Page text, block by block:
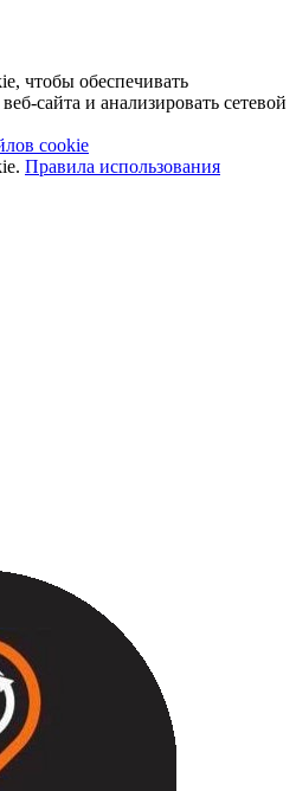
чтобы обеспечивать
сайта и анализировать сетевой
cookie
Правила использования